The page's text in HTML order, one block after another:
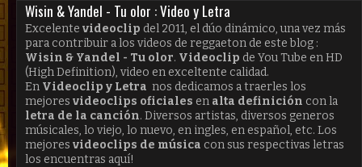
Wisin & Yandel - Tu olor : Video y Letra
Excelente videoclip del 2011, el dúo dinámico, una vez más
para contribuir a los videos de reggaeton de este blog :
Wisin & Yandel - Tu olor. Videoclip de You Tube en HD
(High Definition), video en exceltente calidad.
En Videoclip y Letra nos dedicamos a traerles los
mejores videoclips oficiales en alta definición con la
letra de la canción. Diversos artistas, diversos generos
músicales, lo viejo, lo nuevo, en ingles, en español, etc. Los
mejores videoclips de música con sus respectivas letras
los encuentras aquí!